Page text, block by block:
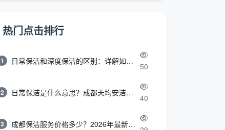
热门点击排行
1 日常保洁和深度保洁的区别：详解如何选择最适合的清洁服务
50
2 日常保洁是什么意思？成都天均安洁带你快速区分“日常vs深度vs开荒”
40
3 成都保洁服务价格多少？2026年最新报价表来了，这一篇看透所有费用